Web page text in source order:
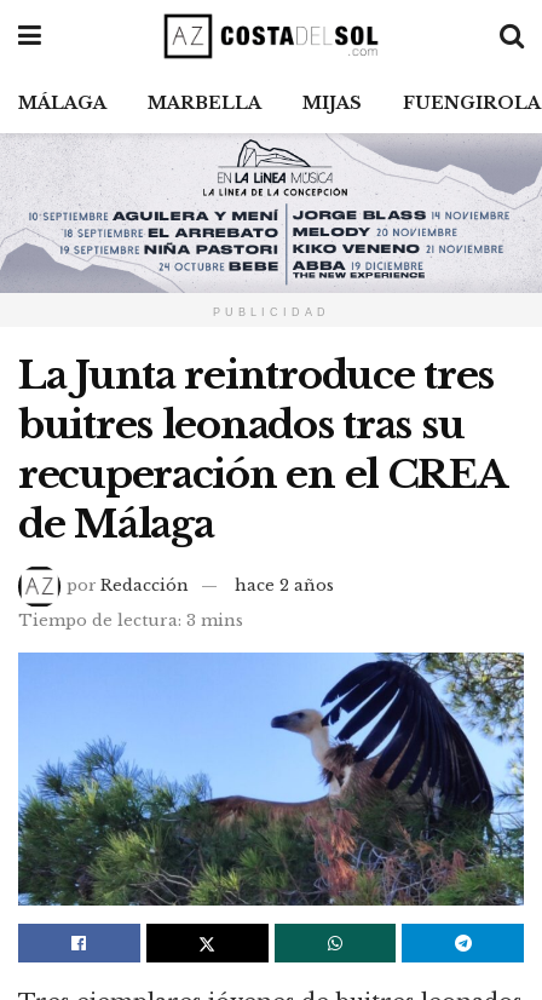
MÁLAGA MARBELLA MIJAS FUENGIROLA
PUBLICIDAD
La Junta reintroduce tres
buitres leonados tras su
recuperación en el CREA
de Málaga
por Redacción
hace 2 años
Tiempo de lectura: 3 mins